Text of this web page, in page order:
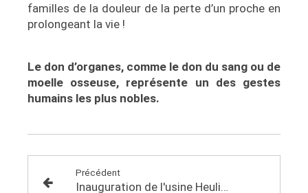
familles de la douleur de la perte d’un proche en
prolongeant la vie !
Le don d’organes, comme le don du sang ou de
moelle osseuse, représente un des gestes
humains les plus nobles.
Précédent
Inauguration de l'usine Heuliad Environnement à Elven